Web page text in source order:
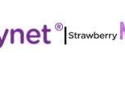
|